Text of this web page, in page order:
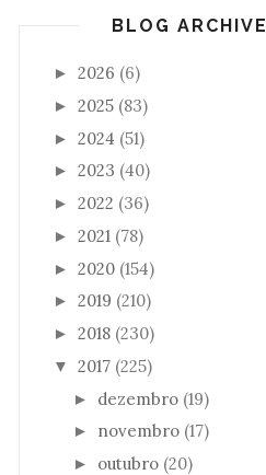
BLOG ARCHIVE
► 2026 (6)
► 2025 (83)
► 2024 (51)
► 2023 (40)
► 2022 (36)
► 2021 (78)
► 2020 (154)
► 2019 (210)
► 2018 (230)
▼ 2017 (225)
► dezembro (19)
► novembro (17)
► outubro (20)